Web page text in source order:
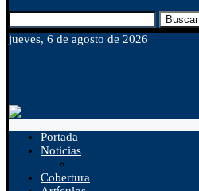
Buscar
jueves, 6 de agosto de 2026
Portada
Noticias
Cobertura